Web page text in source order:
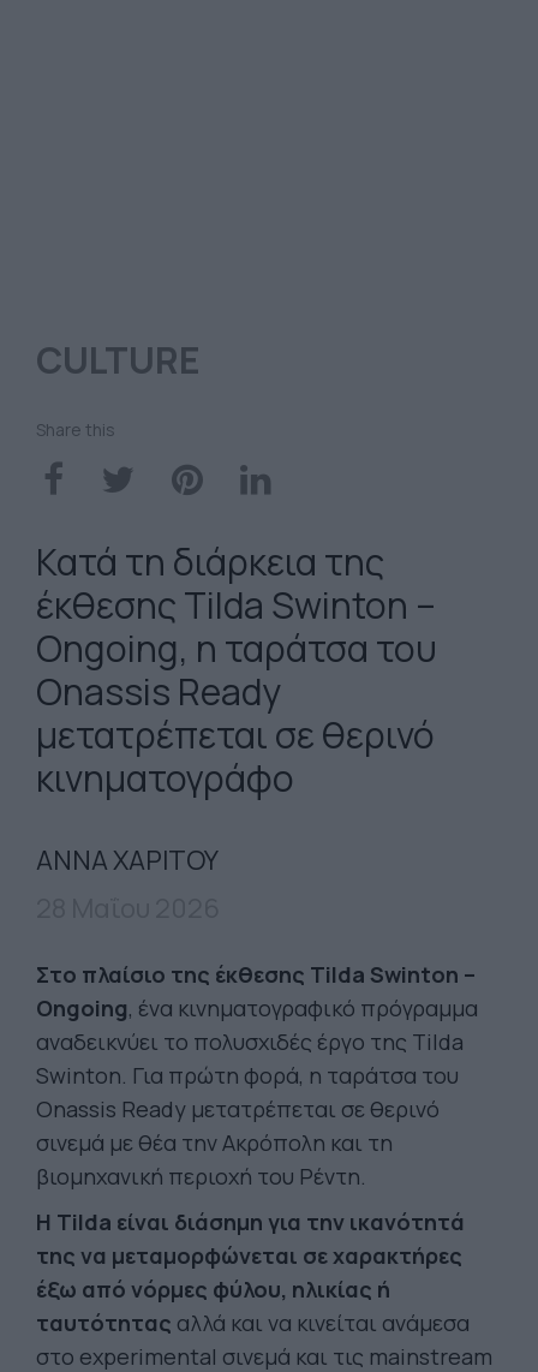
CULTURE
Share this
Κατά τη διάρκεια της
έκθεσης Tilda Swinton –
Ongoing, η ταράτσα του
Onassis Ready
μετατρέπεται σε θερινό
κινηματογράφο
ΑΝΝΑ ΧΑΡΙΤΟΥ
Στο πλαίσιο της έκθεσης Tilda Swinton –
Ongoing, ένα κινηματογραφικό πρόγραμμα
αναδεικνύει το πολυσχιδές έργο της Tilda
Swinton. Για πρώτη φορά, η ταράτσα του
Onassis Ready μετατρέπεται σε θερινό
σινεμά με θέα την Ακρόπολη και τη
βιομηχανική περιοχή του Ρέντη.
Η Tilda είναι διάσημη για την ικανότητά
της να μεταμορφώνεται σε χαρακτήρες
έξω από νόρμες φύλου, ηλικίας ή
ταυτότητας αλλά και να κινείται ανάμεσα
στο experimental σινεμά και τις mainstream